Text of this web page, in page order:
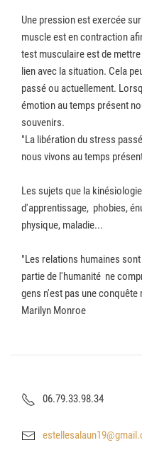
Une pression est exercée
muscle est en contraction
test musculaire est de
lien avec la situation. Cela
passé ou actuellement.
émotion au temps présent
souvenirs.
"La libération du stress
nous vivons au temps
Les sujets que la
d'apprentissage, phobies,
physique, maladie...
"Les relations humaines
partie de l'humanité ne
gens n'est pas une
Marilyn Monroe
06.79.33.98.34